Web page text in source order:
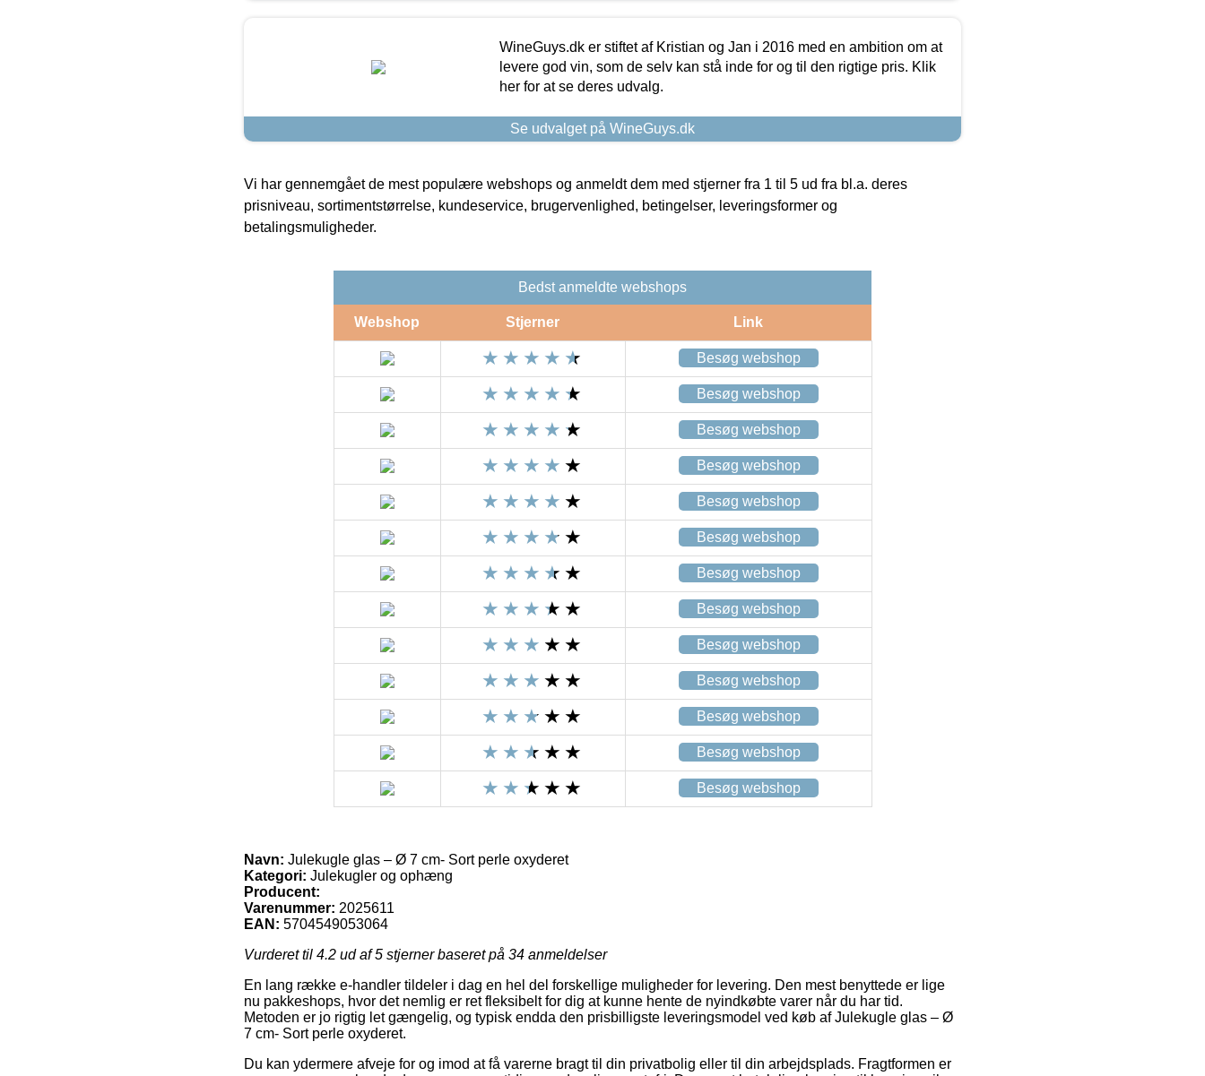
WineGuys.dk er stiftet af Kristian og Jan i 2016 med en ambition om at
levere god vin, som de selv kan stå inde for og til den rigtige pris. Klik
her for at se deres udvalg.
Se udvalget på WineGuys.dk
Vi har gennemgået de mest populære webshops og anmeldt dem med stjerner fra 1 til 5 ud fra bl.a. deres
prisniveau, sortimentstørrelse, kundeservice, brugervenlighed, betingelser, leveringsformer og
betalingsmuligheder.
Bedst anmeldte webshops
Webshop Stjerner Link
Besøg webshop
Besøg webshop
Besøg webshop
Besøg webshop
Besøg webshop
Besøg webshop
Besøg webshop
Besøg webshop
Besøg webshop
Besøg webshop
Besøg webshop
Besøg webshop
Besøg webshop
Navn: Julekugle glas – Ø 7 cm- Sort perle oxyderet
Kategori: Julekugler og ophæng
Producent:
Varenummer: 2025611
EAN: 5704549053064
Vurderet til 4.2 ud af 5 stjerner baseret på 34 anmeldelser
En lang række e-handler tildeler i dag en hel del forskellige muligheder for levering. Den mest benyttede er lige
nu pakkeshops, hvor det nemlig er ret fleksibelt for dig at kunne hente de nyindkøbte varer når du har tid.
Metoden er jo rigtig let gængelig, og typisk endda den prisbilligste leveringsmodel ved køb af Julekugle glas – Ø
7 cm- Sort perle oxyderet.
Du kan ydermere afveje for og imod at få varerne bragt til din privatbolig eller til din arbejdsplads. Fragtformen er